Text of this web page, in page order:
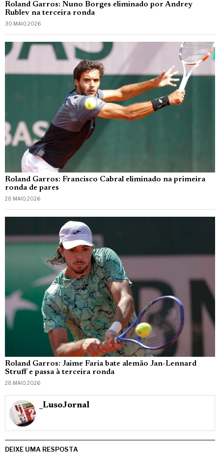
Roland Garros: Nuno Borges eliminado por Andrey
Rublev na terceira ronda
30 MAIO, 2026
Roland Garros: Francisco Cabral eliminado na primeira
ronda de pares
28 MAIO, 2026
Roland Garros: Jaime Faria bate alemão Jan-Lennard
Struff e passa à terceira ronda
28 MAIO, 2026
_LusoJornal
DEIXE UMA RESPOSTA